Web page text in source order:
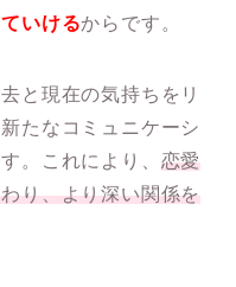
いけるからです。
と現在の気持ちをリ
たなコミュニケーシ
。これにより、 恋愛
り、より深い関係を